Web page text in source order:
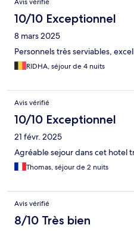
10/10 Exceptionnel
8 mars 2025
Personnels très serviables,
RIDHA, séjour de 4 nuits
Avis vérifié
10/10 Exceptionnel
21 févr. 2025
Agréable sejour dans cet hotel
Thomas, séjour de 2 nuits
Avis vérifié
8/10 Très bien